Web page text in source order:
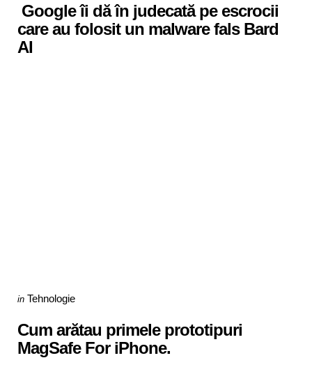
Google îi dă în judecată pe escrocii
care au folosit un malware fals Bard
AI
Categories
Posted
in Tehnologie
Cum arătau primele prototipuri
MagSafe For iPhone.